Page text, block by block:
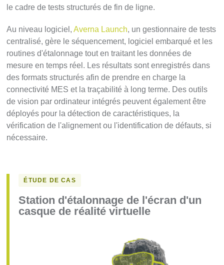
le cadre de tests structurés de fin de ligne.
Au niveau logiciel,Averna Launch, un gestionnaire de tests
centralisé, gère le séquencement, logiciel embarqué et les
routines d'étalonnage tout en traitant les données de
mesure en temps réel. Les résultats sont enregistrés dans
des formats structurés afin de prendre en charge la
connectivité MES et la traçabilité à long terme. Des outils
de vision par ordinateur intégrés peuvent également être
déployés pour la détection de caractéristiques, la
vérification de l'alignement ou l'identification de défauts, si
nécessaire.
ÉTUDE DE CAS
Station d'étalonnage de l'écran d'un
casque de réalité virtuelle